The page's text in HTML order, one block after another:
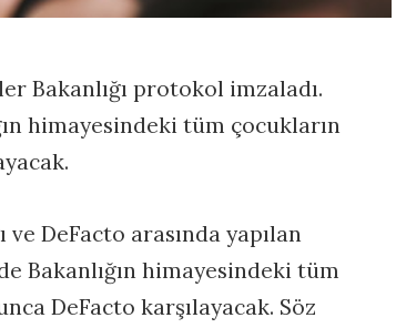
Bakanlığı protokol imzaladı.
himayesindeki tüm çocukların
DeFacto arasında yapılan
Bakanlığın himayesindeki tüm
DeFacto karşılayacak. Söz